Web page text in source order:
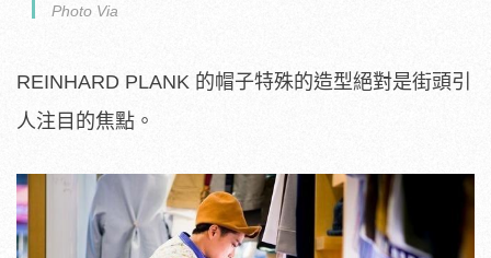
Photo Via
REINHARD PLANK 的帽子特殊的造型絕對是街頭引
人注目的焦點。